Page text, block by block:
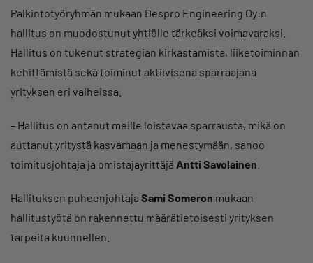
Palkintotyöryhmän mukaan Despro Engineering Oy:n
hallitus on muodostunut yhtiölle tärkeäksi voimavaraksi.
Hallitus on tukenut strategian kirkastamista, liiketoiminnan
kehittämistä sekä toiminut aktiivisena sparraajana
yrityksen eri vaiheissa.
– Hallitus on antanut meille loistavaa sparrausta, mikä on
auttanut yritystä kasvamaan ja menestymään, sanoo
toimitusjohtaja ja omistajayrittäjä Antti Savolainen
Hallituksen puheenjohtaja Sami Someron mukaan
hallitustyötä on rakennettu määrätietoisesti yrityksen
tarpeita kuunnellen.